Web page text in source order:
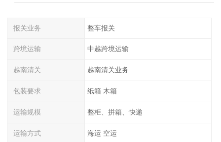
报关业务 整车报关
跨境运输 中越跨境运输
越南清关 越南清关业务
包装要求 纸箱 木箱
运输规模 整柜、拼箱、快递
运输方式 海运 空运